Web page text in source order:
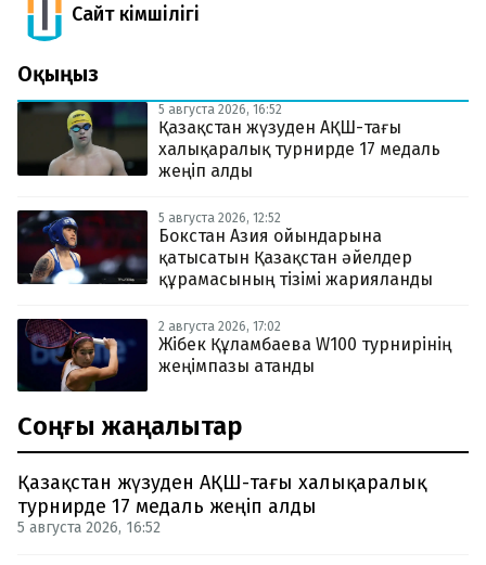
Сайт Әкімшілігі
Оқыңыз
5 августа 2026, 16:52
Қазақстан жүзуден АҚШ-тағы
халықаралық турнирде 17 медаль
жеңіп алды
5 августа 2026, 12:52
Бокстан Азия ойындарына
қатысатын Қазақстан әйелдер
құрамасының тізімі жарияланды
2 августа 2026, 17:02
Жібек Құламбаева W100 турнирінің
жеңімпазы атанды
Соңғы жаңалықтар
Қазақстан жүзуден АҚШ-тағы халықаралық
турнирде 17 медаль жеңіп алды
5 августа 2026, 16:52